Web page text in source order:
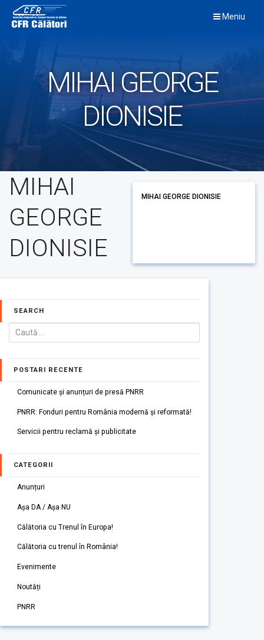
content
Meniu
MIHAI GEORGE
DIONISIE
MIHAI
GEORGE
DIONISIE
MIHAI GEORGE DIONISIE
SEARCH
POSTARI RECENTE
Comunicate și anunțuri de presă PNRR
PNRR: Fonduri pentru România modernă și reformată!
Servicii pentru reclamă și publicitate
CATEGORII
Anunțuri
Așa DA / Așa NU
Călătoria cu Trenul în Europa!
Călătoria cu trenul în România!
Evenimente
Noutăți
PNRR